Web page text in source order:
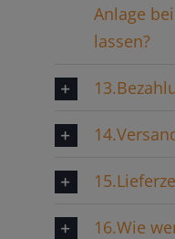
Anlage
lassen?
16.Wie